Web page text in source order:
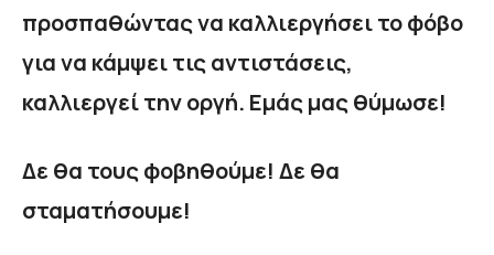
προσπαθώντας να καλλιεργήσει το φόβο
για να κάμψει τις αντιστάσεις,
καλλιεργεί την οργή. Εμάς μας θύμωσε!
Δε θα τους φοβηθούμε! Δε θα
σταματήσουμε!